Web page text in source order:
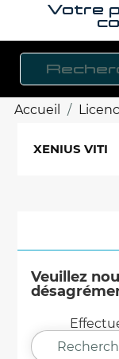
Votre
Accueil
XENIUS VITI
Veuillez